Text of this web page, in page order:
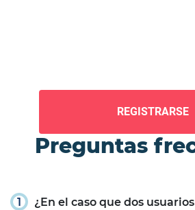
REGISTRARSE
Preguntas
1
¿En el caso que dos